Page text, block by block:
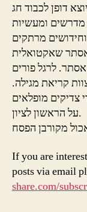
דופן לכבוד חג
מדרשים ומעשיות
מרתקים
לרגל פורים
קריאת מגילה.
צדיקים מופלאים
על הראשון לציון.
מקורבן הפסח
If you are
posts via email
share.com/